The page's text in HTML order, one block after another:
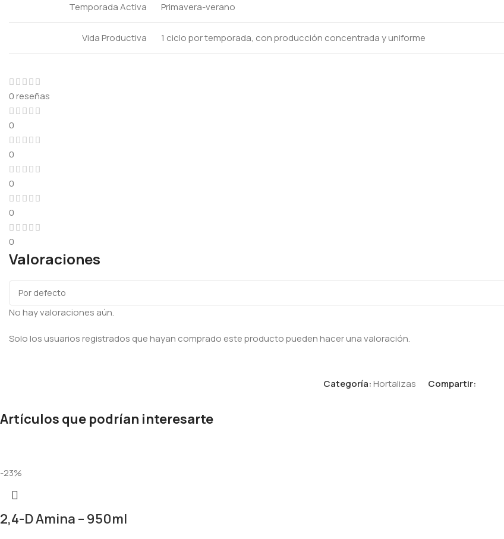
Temporada Activa Primavera-verano
Vida Productiva 1 ciclo por temporada, con producción concentrada y uniforme
0 reseñas
0
0
0
0
0
Valoraciones
No hay valoraciones aún.
Solo los usuarios registrados que hayan comprado este producto pueden hacer una valoración.
Categoría:Hortalizas Compartir:
Artículos que podrían interesarte
-23%
2,4-D Amina – 950ml